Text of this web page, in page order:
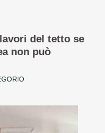
del tetto se
non può